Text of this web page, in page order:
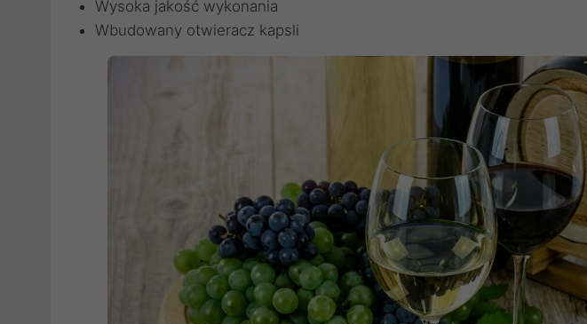
Wysoka jakość wykonania
Wbudowany otwieracz kapsli